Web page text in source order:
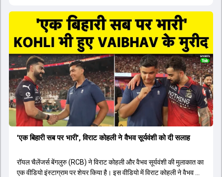
स्ट्राइक रेट के साथ मोस्ट वैल्युएबल प्लेयर का खिताब जीता। इसके अलावा पंजाब
और बेंगलुरु के प्रदर्शन के साथ-साथ लक्ष्य का पीछा करने वाली टीमों की सफलता
के आंकड़ों का भी विश्लेषण किया गया है।
'एक बिहारी सब पर भारी', विराट कोहली ने वैभव सूर्यवंशी को दी सलाह
रॉयल चैलेंजर्स बेंगलुरु (RCB) ने विराट कोहली और वैभव सूर्यवंशी की मुलाकात का
एक वीडियो इंस्टाग्राम पर शेयर किया है। इस वीडियो में विराट कोहली ने वैभव को